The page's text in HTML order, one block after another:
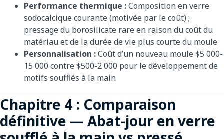
Performance thermique :Composition en verre
sodocalcique courante (motivée par le coût) ;
pressage du borosilicate rare en raison du coût du
matériau et de la durée de vie plus courte du moule
Personnalisation :Coût d’un nouveau moule $5 000-
15 000 contre $500-2 000 pour le développement de
motifs soufflés à la main
Chapitre 4 : Comparaison
définitive — Abat-jour en verre